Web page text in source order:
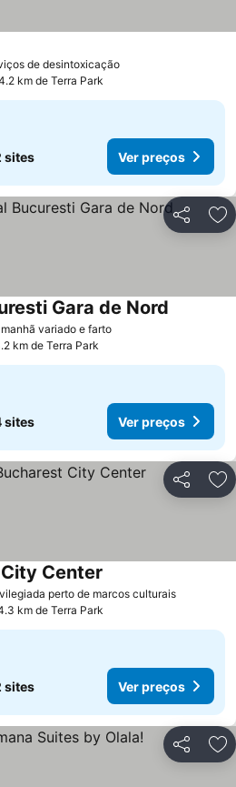
de desintoxicaçãoVer preços
km de Terra Park
sites Ver preços
Partilhar
variado e fartoVer preços
Gara de Nord
km de Terra Park
sites Ver preços
Partilhar
perto de marcos culturaisVer
Center
km de Terra Park
sites Ver preços
Partilhar